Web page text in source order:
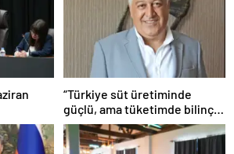
“Türkiye süt üretiminde
güçlü, ama tüketimde bilinç
şart”